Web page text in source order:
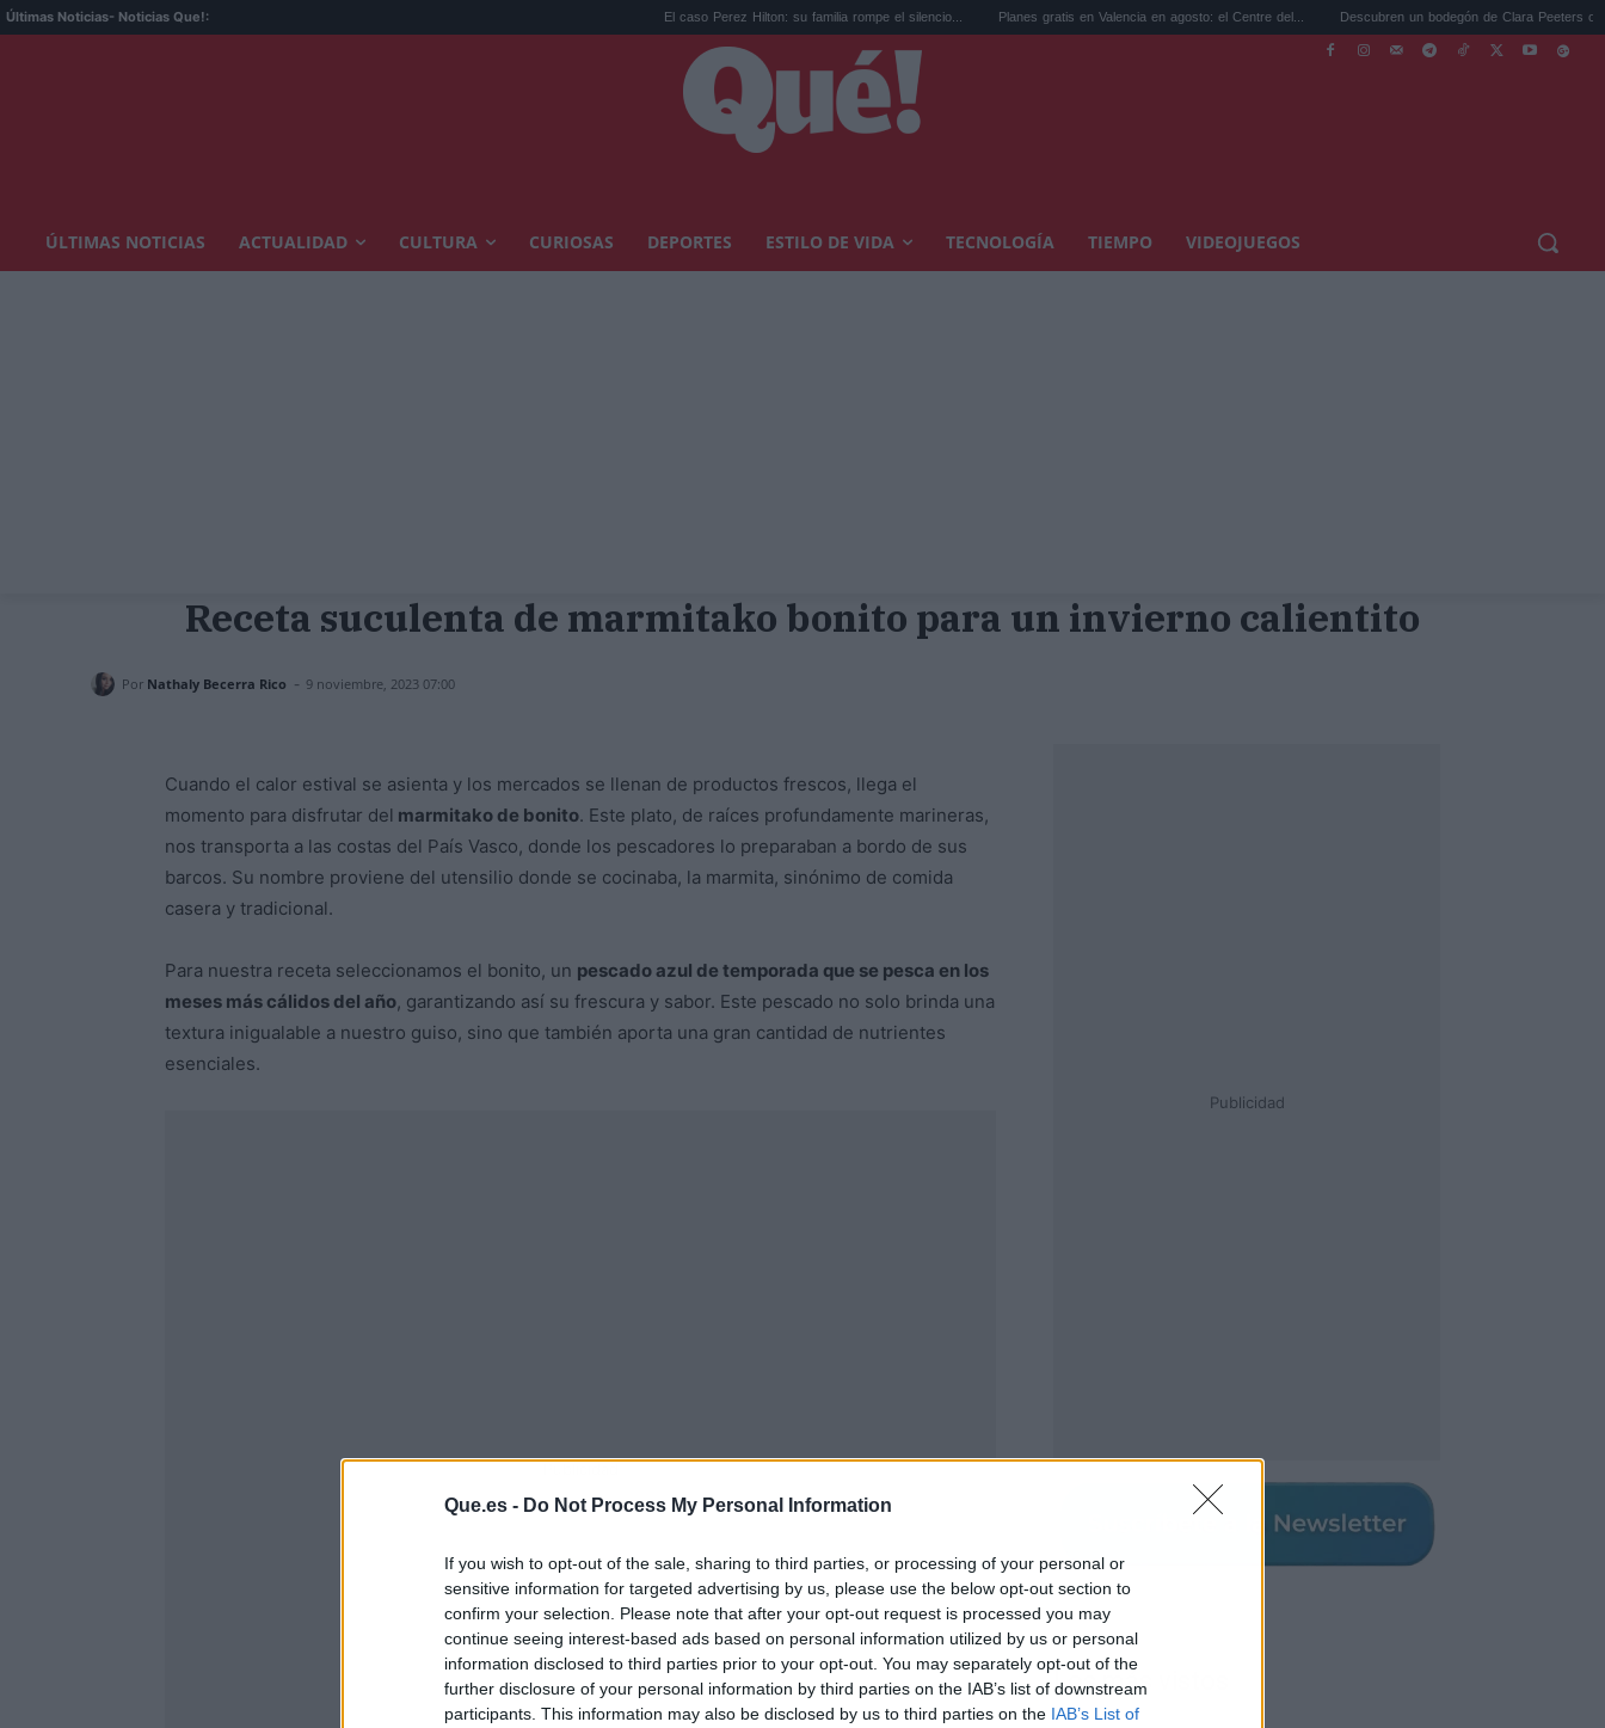
Que.es - Do Not Process My Personal Information
If you wish to opt-out of the sale, sharing to third parties, or processing of your personal or
sensitive information for targeted advertising by us, please use the below opt-out section to
confirm your selection. Please note that after your opt-out request is processed you may
continue seeing interest-based ads based on personal information utilized by us or personal
information disclosed to third parties prior to your opt-out. You may separately opt-out of the
further disclosure of your personal information by third parties on the IAB’s list of downstream
participants. This information may also be disclosed by us to third parties on the IAB’s List of
Últimas Noticias- Noticias Que!: El caso Perez Hilton: su familia rompe el silencio... Planes gratis en Valencia en agosto: el Centre del... Descubren un bodegón de Clara Peeters olvidado en ...
ÚLTIMAS NOTICIAS ACTUALIDAD CULTURA CURIOSAS DEPORTES ESTILO DE VIDA TECNOLOGÍA TIEMPO VIDEOJUEGOS
Receta suculenta de marmitako bonito para un invierno calientito
Por Nathaly Becerra Rico - 9 noviembre, 2023 07:00
Cuando el calor estival se asienta y los mercados se llenan de productos frescos, llega el
momento para disfrutar del marmitako de bonito. Este plato, de raíces profundamente marineras,
nos transporta a las costas del País Vasco, donde los pescadores lo preparaban a bordo de sus
barcos. Su nombre proviene del utensilio donde se cocinaba, la marmita, sinónimo de comida
casera y tradicional.
Para nuestra receta seleccionamos el bonito, un pescado azul de temporada que se pesca en los
meses más cálidos del año, garantizando así su frescura y sabor. Este pescado no solo brinda una
textura inigualable a nuestro guiso, sino que también aporta una gran cantidad de nutrientes
esenciales.
Publicidad
Los más vistos